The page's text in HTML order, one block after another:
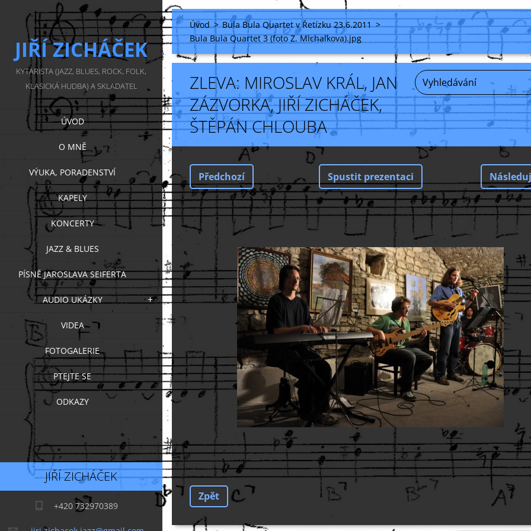
JIŘÍ ZICHÁČEK
KYTARISTA (JAZZ, BLUES, ROCK, FOLK,
KLASICKÁ HUDBA) A SKLADATEL
ÚVOD
O MNĚ
VÝUKA, PORADENSTVÍ
KAPELY
KONCERTY
JAZZ & BLUES
PÍSNĚ JAROSLAVA SEIFERTA
AUDIO UKÁZKY
VIDEA
FOTOGALERIE
PTEJTE SE
ODKAZY
JIŘÍ ZICHÁČEK
+420 732970389
Úvod > Bula Bula Quartet v Řetízku 23.6.2011 >
Bula Bula Quartet 3 (foto Z. Michalkova).jpg
ZLEVA: MIROSLAV KRÁL, JAN
ZÁZVORKA, JIŘÍ ZICHÁČEK,
ŠTĚPÁN CHLOUBA
Předchozí Spustit prezentaci
Zpět